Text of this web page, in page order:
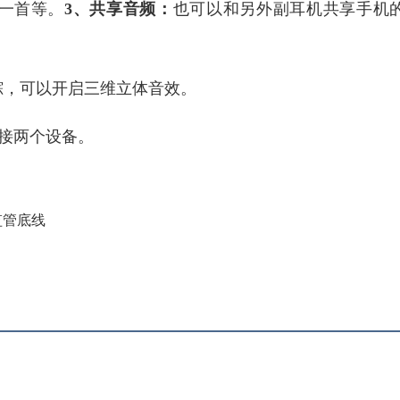
首等。3、共享音频： 也可以和另外副耳机共享手机
可以开启三维立体音效。
两个设备。
底线